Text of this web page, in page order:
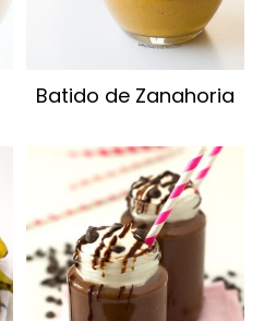
Batido de Zanahoria